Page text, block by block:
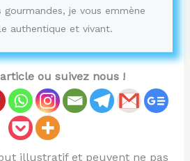
gourmandes, je vous emmène
authentique et vivant.
ou suivez nous !
illustratif et peuvent ne pas